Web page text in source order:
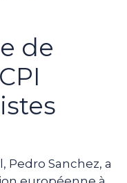
de
Pedro Sanchez, a